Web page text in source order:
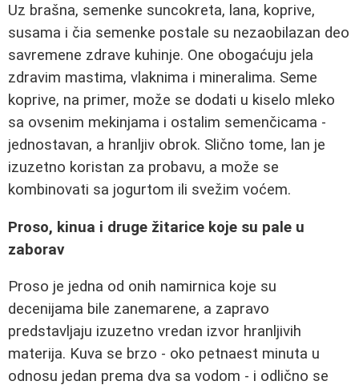
Uz brašna, semenke suncokreta, lana, koprive,
susama i čia semenke postale su nezaobilazan deo
savremene zdrave kuhinje. One obogaćuju jela
zdravim mastima, vlaknima i mineralima. Seme
koprive, na primer, može se dodati u kiselo mleko
sa ovsenim mekinjama i ostalim semenčicama -
jednostavan, a hranljiv obrok. Slično tome, lan je
izuzetno koristan za probavu, a može se
kombinovati sa jogurtom ili svežim voćem.
Proso, kinua i druge žitarice koje su pale u
zaborav
Proso je jedna od onih namirnica koje su
decenijama bile zanemarene, a zapravo
predstavljaju izuzetno vredan izvor hranljivih
materija. Kuva se brzo - oko petnaest minuta u
odnosu jedan prema dva sa vodom - i odlično se